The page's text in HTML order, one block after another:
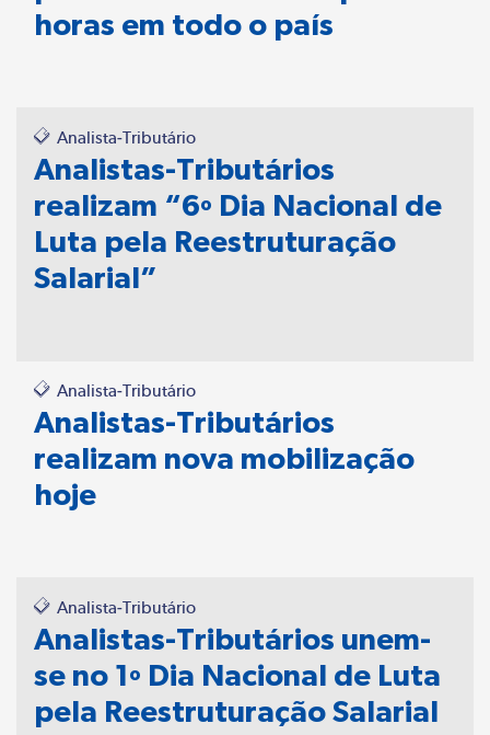
horas em todo o país
Analista-Tributário
Analistas-Tributários
realizam “6º Dia Nacional de
Luta pela Reestruturação
Salarial”
Analista-Tributário
Analistas-Tributários
realizam nova mobilização
hoje
Analista-Tributário
Analistas-Tributários unem-
se no 1º Dia Nacional de Luta
pela Reestruturação Salarial